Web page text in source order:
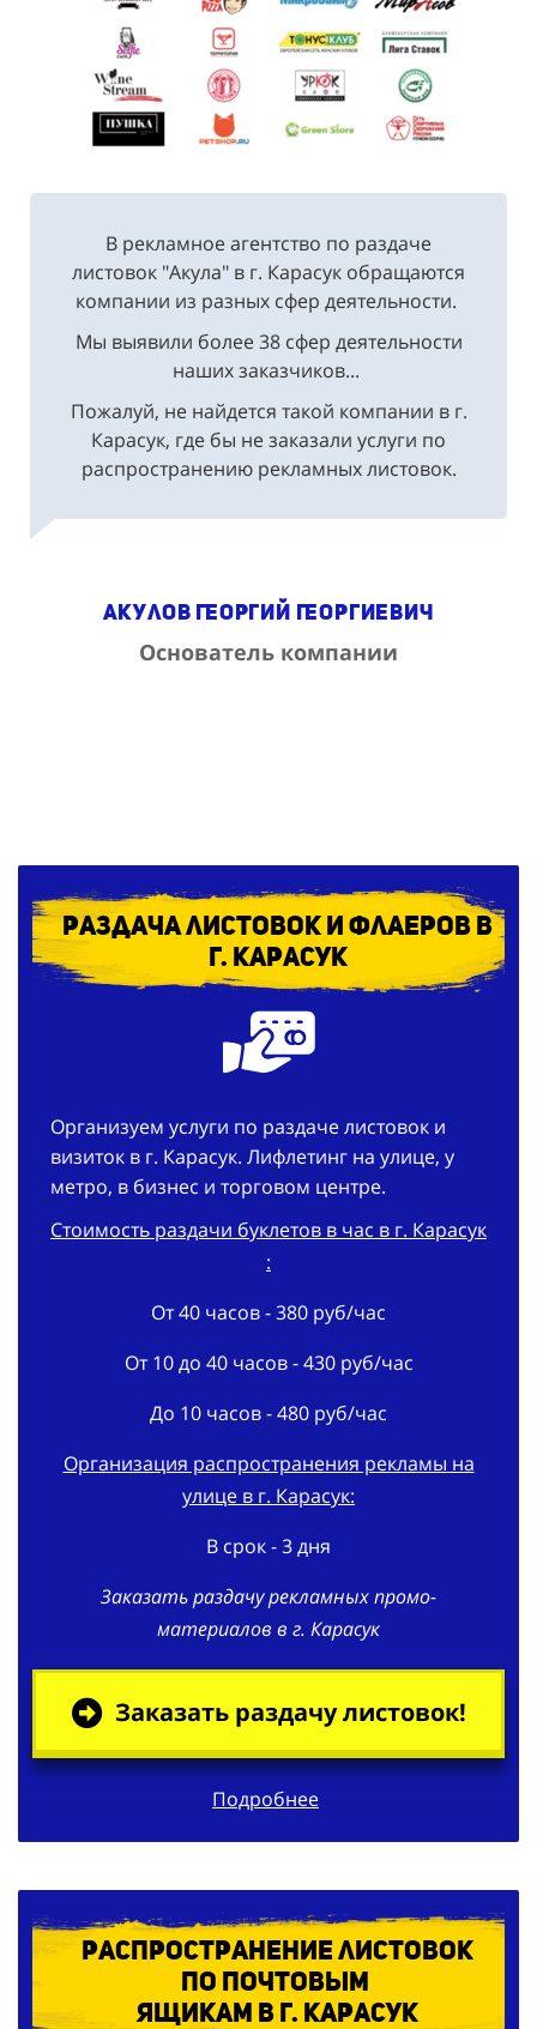
В рекламное агентство по раздаче
листовок "Акула" в г. Карасук обращаются
компании из разных сфер деятельности.
Мы выявили более 38 сфер деятельности
наших заказчиков...
Пожалуй, не найдется такой компании в г.
Карасук, где бы не заказали услуги по
распространению рекламных листовок.
Акулов Георгий Георгиевич
Основатель компании
Раздача листовок и флаеров в
г. Карасук
Организуем услуги по раздаче листовок и
визиток в г. Карасук. Лифлетинг на улице, у
метро, в бизнес и торговом центре.
Стоимость раздачи буклетов в час в г. Карасук
:
От 40 часов - 380 руб/час
От 10 до 40 часов - 430 руб/час
До 10 часов - 480 руб/час
Организация распространения рекламы на
улице в г. Карасук:
В срок - 3 дня
Заказать раздачу рекламных промо-
материалов в г. Карасук
Заказать раздачу листовок!
Подробнее
Распространение листовок
по почтовым
ящикам в г. Карасук